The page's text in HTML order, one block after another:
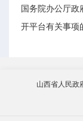
国务院办公厅政
开平台有关事项
山西省人民政